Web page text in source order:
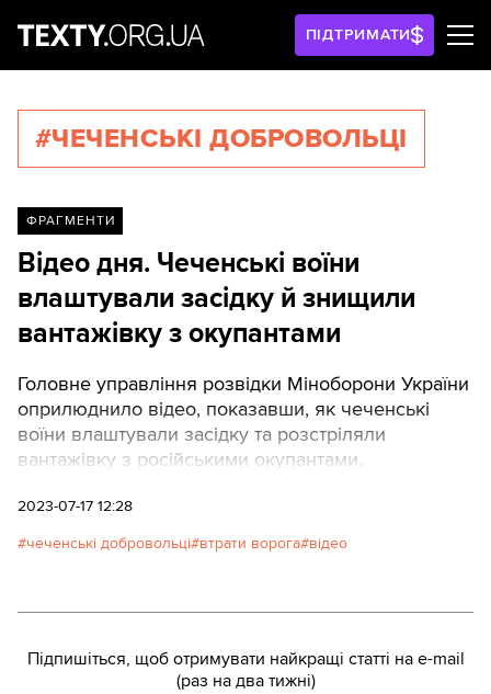
ПІДТРИМАТИ
#ЧЕЧЕНСЬКІ ДОБРОВОЛЬЦІ
ФРАГМЕНТИ
Відео дня. Чеченські воїни
влаштували засідку й знищили
вантажівку з окупантами
Головне управління розвідки Міноборони України
оприлюднило відео, показавши, як чеченські
воїни влаштували засідку та розстріляли
вантажівку з російськими окупантами.
2023-07-17 12:28
чеченські добровольці втрати ворога відео
Підпишіться, щоб отримувати найкращі статті на e-mail
(раз на два тижні)